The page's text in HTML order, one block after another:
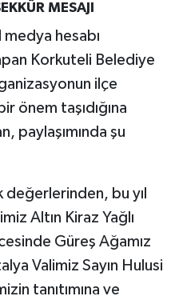
MESAJI
hesabı
Korkuteli Belediye
ilçe
önem taşıdığına
paylaşımında şu
bu yıl
Altın Kiraz Yağlı
Güreş Ağamız
Valimiz Sayın Hulusi
tanıtımına ve